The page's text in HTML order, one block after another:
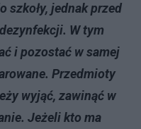
szkoły, jednak przed
W tym
i pozostać w samej
Przedmioty
wyjąć, zawinąć w
Jeżeli kto ma